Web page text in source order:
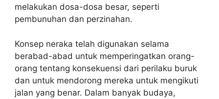
melakukan dosa-dosa besar, seperti
pembunuhan dan perzinahan.
Konsep neraka telah digunakan selama
berabad-abad untuk memperingatkan orang-
orang tentang konsekuensi dari perilaku buruk
dan untuk mendorong mereka untuk mengikuti
jalan yang benar. Dalam banyak budaya,